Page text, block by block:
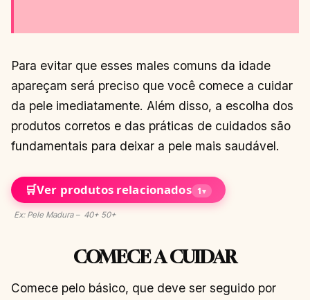
Para evitar que esses males comuns da idade
apareçam será preciso que você comece a cuidar
da pele imediatamente. Além disso, a escolha dos
produtos corretos e das práticas de cuidados são
fundamentais para deixar a pele mais saudável.
🛒Ver produtos relacionados 1▾
Ex: Pele Madura – 40+ 50+
COMECE A CUIDAR
Comece pelo básico, que deve ser seguido por